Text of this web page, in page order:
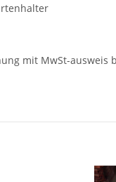
mit MwSt-ausweis